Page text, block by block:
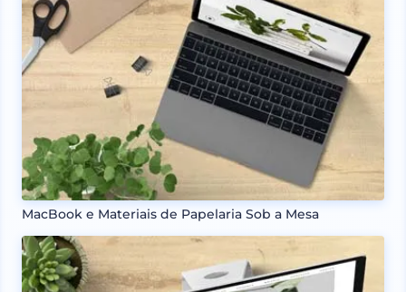
MacBook e Materiais de Papelaria Sob a Mesa